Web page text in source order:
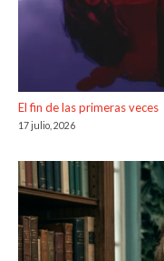
El fin de las primeras veces
17 julio, 2026